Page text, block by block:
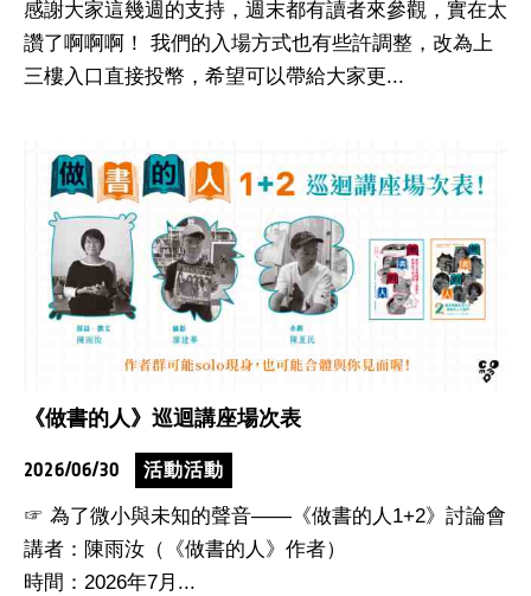
感謝大家這幾週的支持，週末都有讀者來參觀，實在太
讚了啊啊啊！ 我們的入場方式也有些許調整，改為上
三樓入口直接投幣，希望可以帶給大家更...
《做書的人》巡迴講座場次表
2026/06/30 活動活動
☞ 為了微小與未知的聲音——《做書的人1+2》討論會
講者：陳雨汝（《做書的人》作者）
時間：2026年7月...